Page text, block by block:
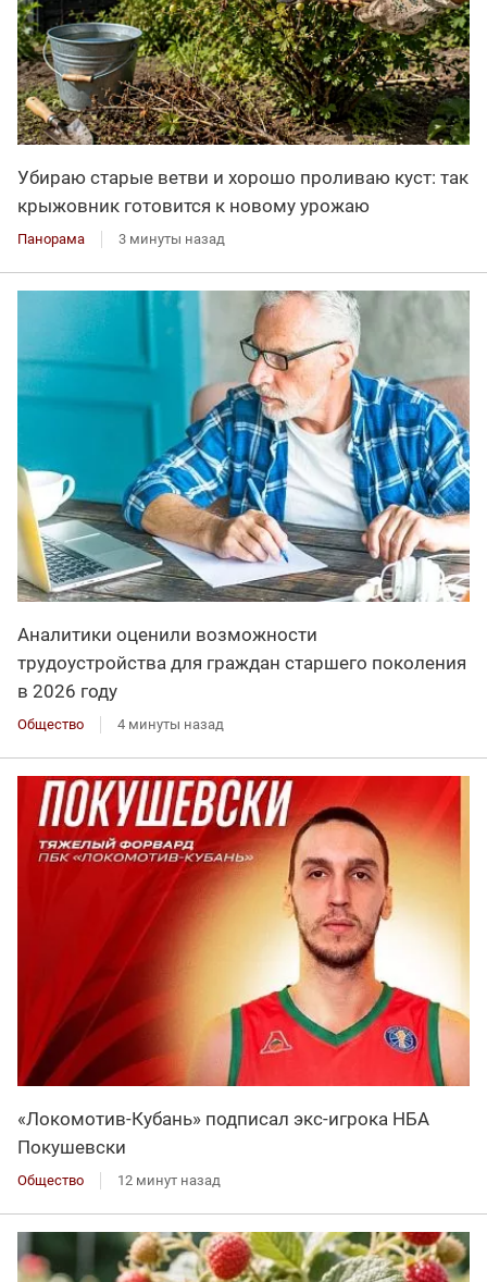
Убираю старые ветви и хорошо проливаю куст: так
крыжовник готовится к новому урожаю
Панорама 3 минуты назад
Аналитики оценили возможности
трудоустройства для граждан старшего поколения
в 2026 году
Общество 4 минуты назад
«Локомотив-Кубань» подписал экс-игрока НБА
Покушевски
Общество 12 минут назад